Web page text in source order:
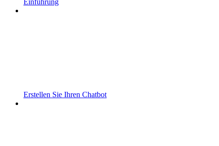
Einführung
Erstellen Sie Ihren Chatbot